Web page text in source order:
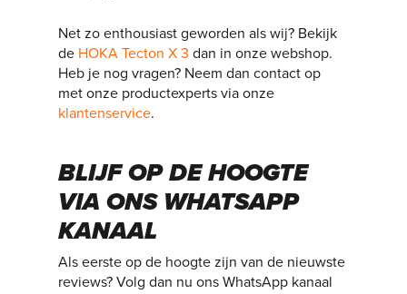
Net zo enthousiast geworden als wij? Bekijk
de HOKA Tecton X 3 dan in onze webshop.
Heb je nog vragen? Neem dan contact op
met onze productexperts via onze
klantenservice.
BLIJF OP DE HOOGTE
VIA ONS WHATSAPP
KANAAL
Als eerste op de hoogte zijn van de nieuwste
reviews? Volg dan nu ons WhatsApp kanaal